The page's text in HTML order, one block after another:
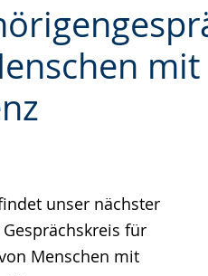
mit
unser nächster
für
Menschen mit